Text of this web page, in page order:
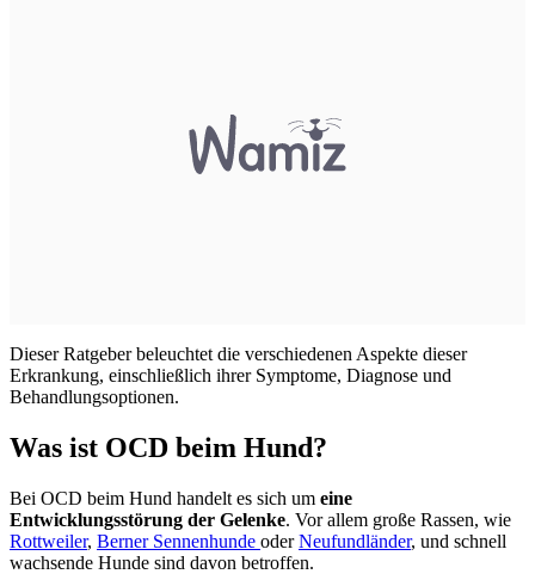
Dieser Ratgeber beleuchtet die verschiedenen Aspekte dieser
Erkrankung, einschließlich ihrer Symptome, Diagnose und
Behandlungsoptionen.
Was ist OCD beim Hund?
Bei OCD beim Hund handelt es sich um eine
Entwicklungsstörung der Gelenke. Vor allem große Rassen, wie
Rottweiler, Berner Sennenhunde oderNeufundländer, und schnell
wachsende Hunde sind davon betroffen.